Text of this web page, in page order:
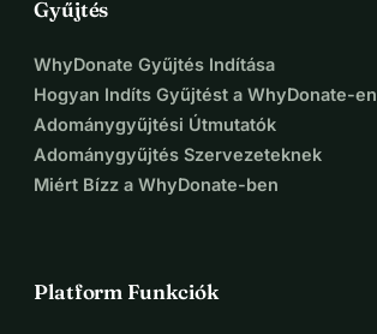
Gyűjtés
WhyDonate Gyűjtés Indítása
Hogyan Indíts Gyűjtést a WhyDonate-en
Adománygyűjtési Útmutatók
Adománygyűjtés Szervezeteknek
Miért Bízz a WhyDonate-ben
Platform Funkciók